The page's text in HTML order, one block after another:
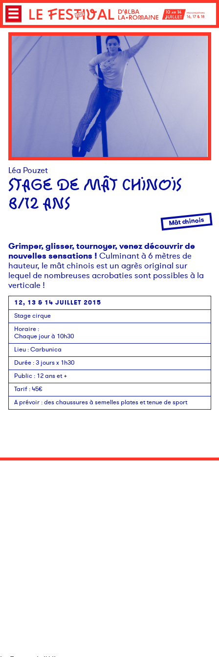
Léa Pouzet
STAGE DE MÂT CHINOIS
8/12 ANS
Mât chinois
Grimper, glisser, tournoyer, venez découvrir de
nouvelles sensations ! Culminant à 6 mètres de
hauteur, le mât chinois est un agrès original sur
lequel de nombreuses acrobaties sont possibles à la
verticale !
12, 13 & 14 JUILLET 2015
Stage cirque
Horaire:
Chaque jour à 10h30
Lieu:Carbunica
Durée:3 jours x 1h30
Public: 12 ans et +
Tarif:45€
A prévoir:des chaussures à semelles plates et tenue de sport